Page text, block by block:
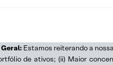
Estamos reiterando a
de ativos; (ii) Maior